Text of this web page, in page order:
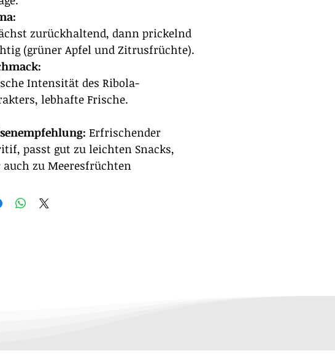
zurückhaltend, dann prickelnd
(grüner Apfel und Zitrusfrüchte).
Intensität des Ribola-
lebhafte Frische.
Erfrischender
passt gut zu leichten Snacks,
auch zu Meeresfrüchten